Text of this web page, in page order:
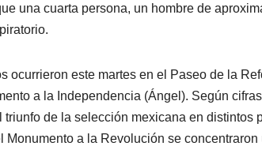
una cuarta persona, un hombre de
ocurrieron este martes en el Paseo de la
a la Independencia (Ángel). Según
triunfo de la selección mexicana en distintos
Monumento a la Revolución se